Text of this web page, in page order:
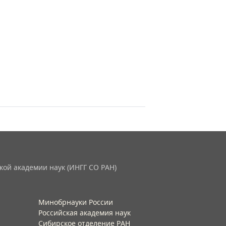
академии наук (ИНГГ СО РАН)
Минобрнауки России
Российская академия наук
Сибирское отделение РАН